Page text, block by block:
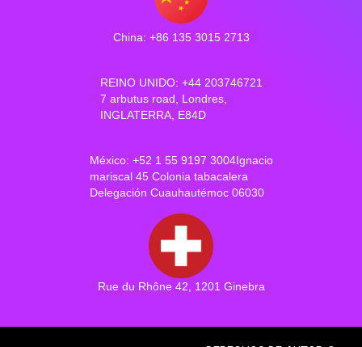
China: +86 135 3015 2713
REINO UNIDO: +44 203746721
7 arbutus road, Londres,
INGLATERRA, E84D
México: +52 1 55 9197 3004Ignacio
mariscal 45 Colonia tabacalera
Delegación Cuauhautémoc 06030
Rue du Rhône 42, 1201 Ginebra